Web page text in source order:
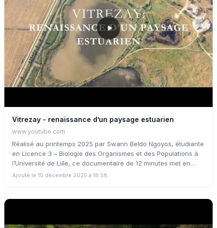
Vitrezay - renaissance d’un paysage estuarien
www.youtube.com
Réalisé au printemps 2025 par Swann Beldo Ngoyos, étudiante
en Licence 3 – Biologie des Organismes et des Populations à
l’Université de Lille, ce documentaire de 12 minutes met en
lumière le travail de restauration écologique conduit sur le site
Ajouté le 10 décembre 2025 à 18:58